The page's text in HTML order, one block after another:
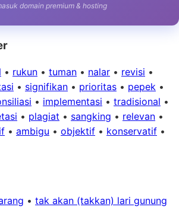
domain premium & hosting
• rukun • tuman • nalar • revisi •
• signifikan • prioritas • pepek •
• implementasi • tradisional •
• plagiat • sangking • relevan •
• ambigu • objektif • konservatif •
• tak akan (takkan) lari gunung